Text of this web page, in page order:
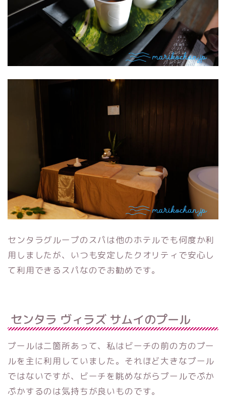
センタラグループのスパは他のホテルでも何度か利
用しましたが、いつも安定したクオリティで安心し
て利用できるスパなのでお勧めです。
センタラ ヴィラズ サムイのプール
プールは二箇所あって、私はビーチの前の方のプー
ルを主に利用していました。それほど大きなプール
ではないですが、ビーチを眺めながらプールでぷか
ぷかするのは気持ちが良いものです。